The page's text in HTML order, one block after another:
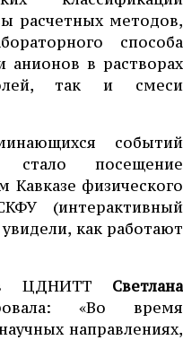
расчетных методов,
способа
анионов в растворах
так и смеси
событий
стало посещение
Кавказе физического
(интерактивный
как работают
в ЦДНИТТ Светлана
«Во время
направлениях,